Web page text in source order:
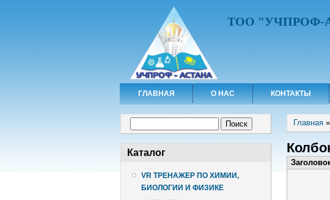
ТОО "УЧПРОФ-
ГЛАВНАЯ О НАС КОНТАКТЫ
Каталог
VR ТРЕНАЖЕР ПО ХИМИИ,
БИОЛОГИИ И ФИЗИКЕ
Вы
Главная »